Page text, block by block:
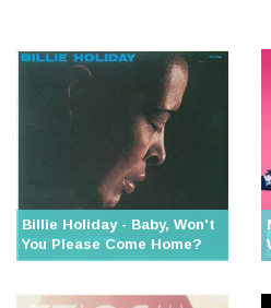
Billie Holiday - Baby, Won't
You Please Come Home?